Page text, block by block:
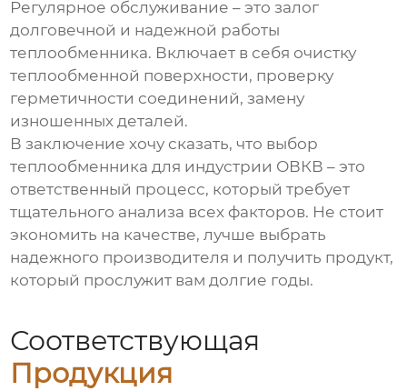
Регулярное обслуживание – это залог
долговечной и надежной работы
теплообменника. Включает в себя очистку
теплообменной поверхности, проверку
герметичности соединений, замену
изношенных деталей.
В заключение хочу сказать, что выбор
теплообменника для индустрии ОВКВ – это
ответственный процесс, который требует
тщательного анализа всех факторов. Не стоит
экономить на качестве, лучше выбрать
надежного производителя и получить продукт,
который прослужит вам долгие годы.
Соответствующая
Продукция